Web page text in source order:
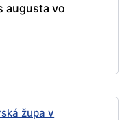
augusta vo
župa v